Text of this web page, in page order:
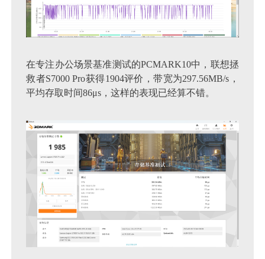
在专注办公场景基准测试的PCMARK10中，联想拯
救者S7000 Pro获得1904评价，带宽为297.56MB/s，
平均存取时间86μs，这样的表现已经算不错。